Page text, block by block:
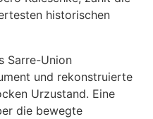
historischen
Sarre-Union
und rekonstruierte
Urzustand. Eine
die bewegte